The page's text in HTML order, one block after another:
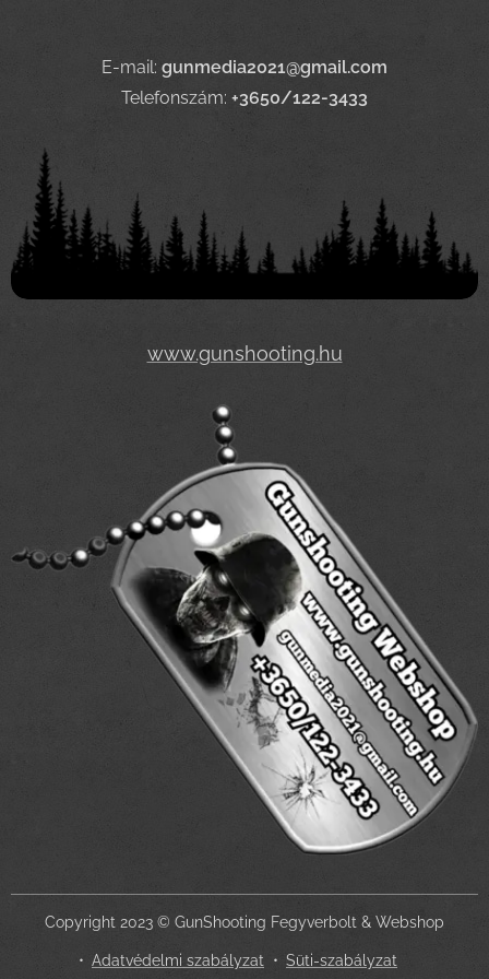
E-mail: gunmedia2021@gmail.com
Telefonszám: +3650/122-3433
www.gunshooting.hu
Copyright 2023 © GunShooting Fegyverbolt & Webshop
Adatvédelmi szabályzat Süti-szabályzat